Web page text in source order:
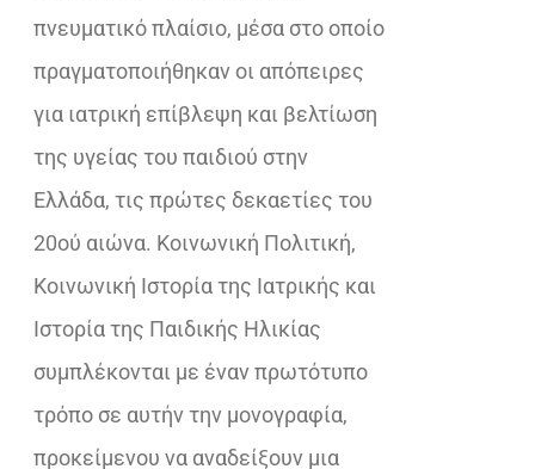
πνευματικό πλαίσιο, μέσα στο οποίο
πραγματοποιήθηκαν οι απόπειρες
για ιατρική επίβλεψη και βελτίωση
της υγείας του παιδιού στην
Ελλάδα, τις πρώτες δεκαετίες του
20ού αιώνα. Κοινωνική Πολιτική,
Κοινωνική Ιστορία της Ιατρικής και
Ιστορία της Παιδικής Ηλικίας
συμπλέκονται με έναν πρωτότυπο
τρόπο σε αυτήν την μονογραφία,
προκείμενου να αναδείξουν μια